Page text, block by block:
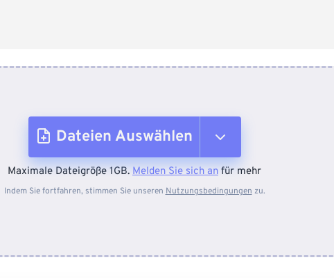
Dateien Auswählen
Vom Gerät
Maximale Dateigröße 1GB. Melden Sie sich an für mehr
Indem Sie fortfahren, stimmen Sie unseren Nutzungsbedingungen zu.